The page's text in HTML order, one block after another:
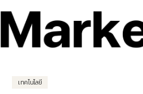
เทคโนโลยี